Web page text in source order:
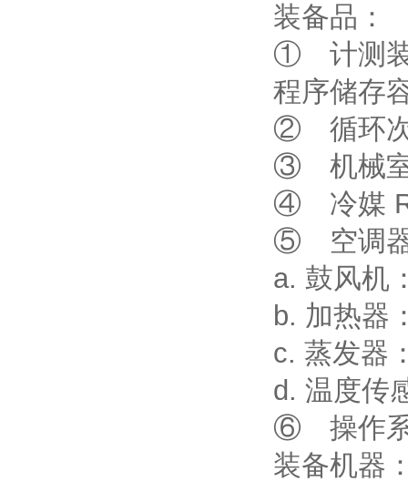
装备品：
① 计测装
程序储存
② 循环次
③ 机械室
④ 冷媒
⑤ 空调
a. 鼓风机
b. 加热器
c. 蒸发器
d. 温度传
⑥ 操作系
装备机器